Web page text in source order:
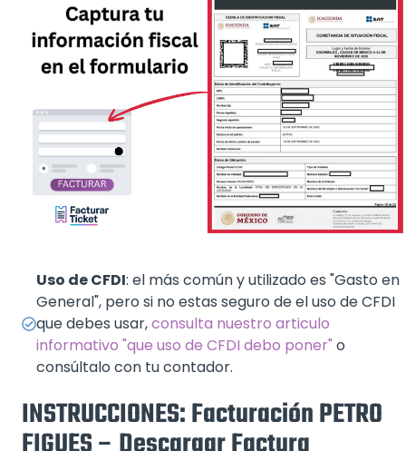
Uso de CFDI: el más común y utilizado es "Gasto en
General", pero si no estas seguro de el uso de CFDI
que debes usar,consulta nuestro articulo
informativo "que uso de CFDI debo poner" o
consúltalo con tu contador.
INSTRUCCIONES: Facturación PETRO